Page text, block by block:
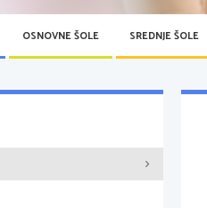
OSNOVNE ŠOLE SREDNJE ŠOLE